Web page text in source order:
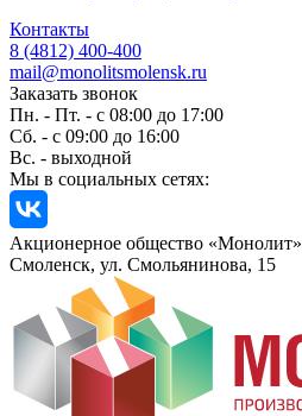
Контакты
8 (4812) 400-400
mail@monolitsmolensk.ru
Заказать звонок
Пн. - Пт. - с 08:00 до 17:00
Сб. - с 09:00 до 16:00
Вс. - выходной
Мы в социальных сетях:
Акционерное общество «Монолит»
Смоленск, ул. Смольянинова, 15